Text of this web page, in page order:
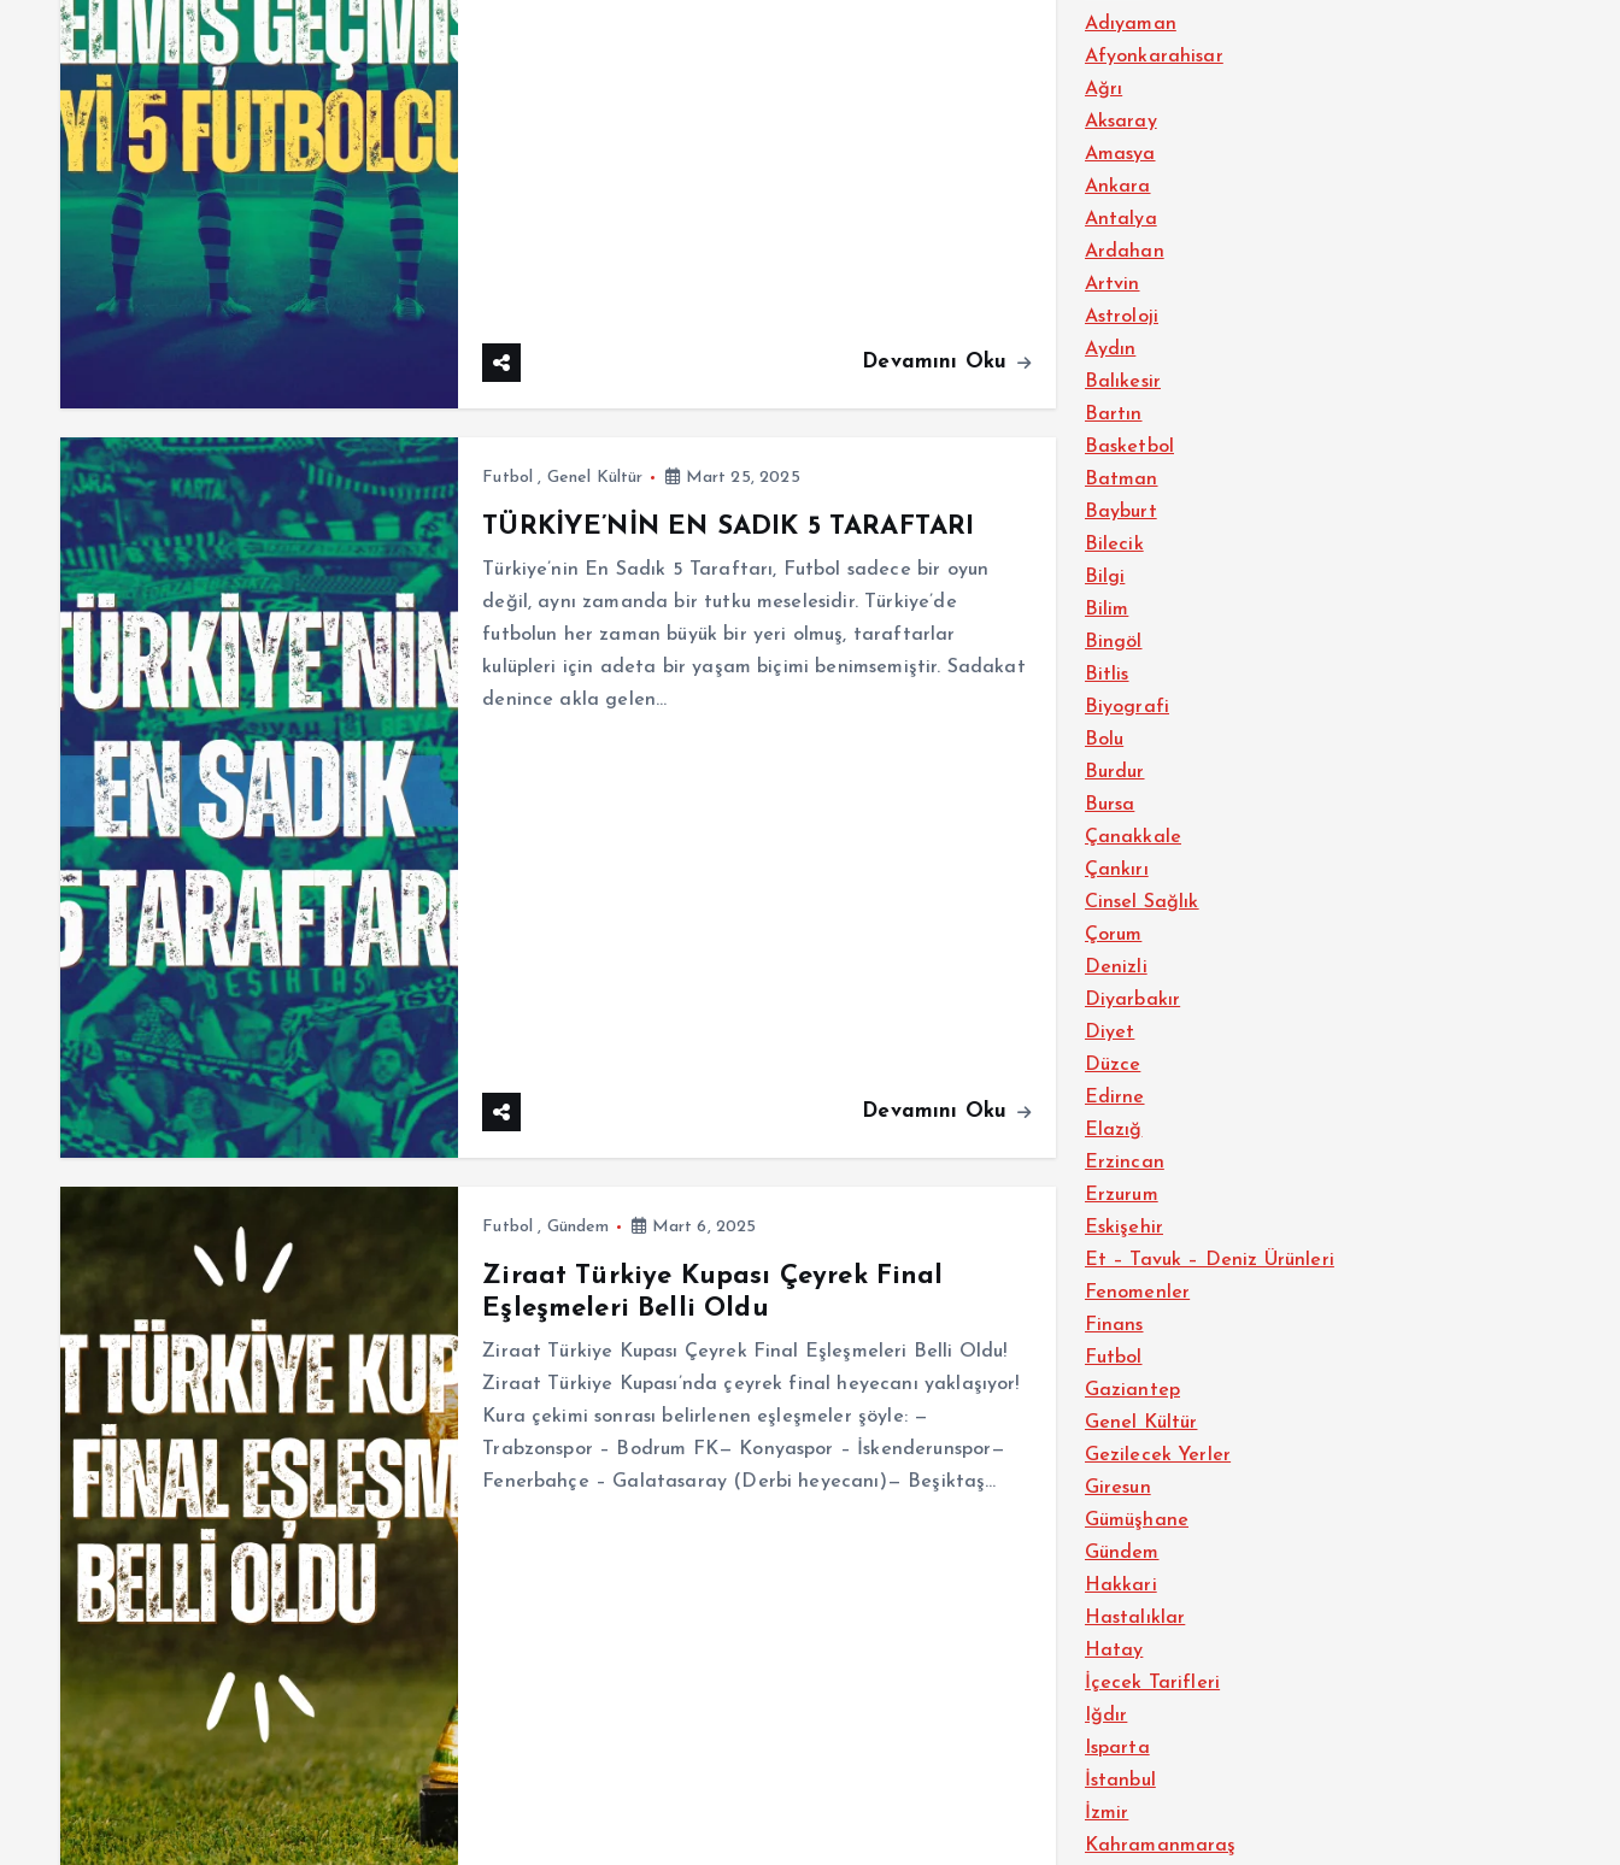
Devamını Oku
Futbol , Genel Kültür Mart 25, 2025
TÜRKİYE’NİN EN SADIK 5 TARAFTARI
Türkiye’nin En Sadık 5 Taraftarı, Futbol sadece bir oyun
değil, aynı zamanda bir tutku meselesidir. Türkiye’de
futbolun her zaman büyük bir yeri olmuş, taraftarlar
kulüpleri için adeta bir yaşam biçimi benimsemiştir. Sadakat
denince akla gelen…
Devamını Oku
Futbol , Gündem Mart 6, 2025
Ziraat Türkiye Kupası Çeyrek Final
Eşleşmeleri Belli Oldu
Ziraat Türkiye Kupası Çeyrek Final Eşleşmeleri Belli Oldu!
Ziraat Türkiye Kupası’nda çeyrek final heyecanı yaklaşıyor!
Kura çekimi sonrası belirlenen eşleşmeler şöyle: —
Trabzonspor – Bodrum FK— Konyaspor – İskenderunspor—
Fenerbahçe – Galatasaray (Derbi heyecanı)— Beşiktaş…
Adıyaman
Afyonkarahisar
Ağrı
Aksaray
Amasya
Ankara
Antalya
Ardahan
Artvin
Astroloji
Aydın
Balıkesir
Bartın
Basketbol
Batman
Bayburt
Bilecik
Bilgi
Bilim
Bingöl
Bitlis
Biyografi
Bolu
Burdur
Bursa
Çanakkale
Çankırı
Cinsel Sağlık
Çorum
Denizli
Diyarbakır
Diyet
Düzce
Edirne
Elazığ
Erzincan
Erzurum
Eskişehir
Et – Tavuk – Deniz Ürünleri
Fenomenler
Finans
Futbol
Gaziantep
Genel Kültür
Gezilecek Yerler
Giresun
Gümüşhane
Gündem
Hakkari
Hastalıklar
Hatay
İçecek Tarifleri
Iğdır
Isparta
İstanbul
İzmir
Kahramanmaraş